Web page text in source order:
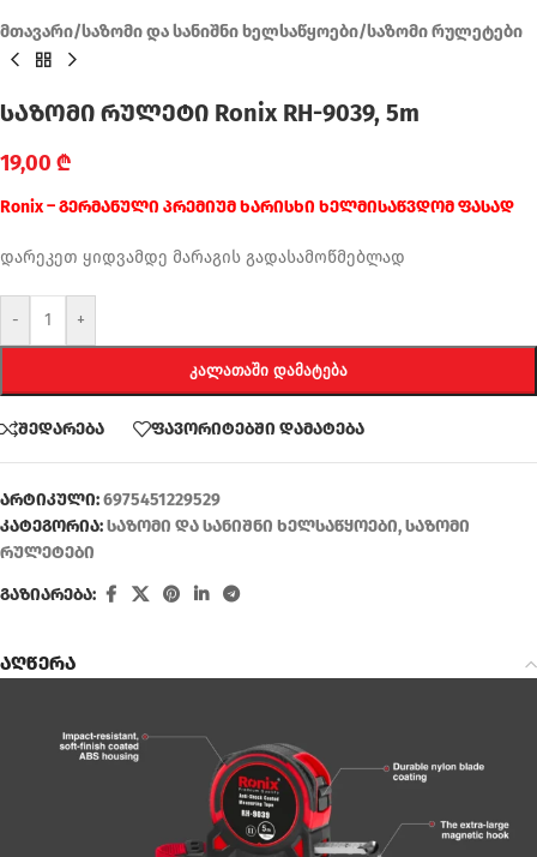
მთავარი/საზომი და სანიშნი ხელსაწყოები/საზომი რულეტები
საზომი რულეტი Ronix RH-9039, 5m
19,00 ₾
Ronix – გერმანული პრემიუმ ხარისხი ხელმისაწვდომ ფასად
დარეკეთ ყიდვამდე მარაგის გადასამოწმებლად
- +
ᲙᲐᲚᲐᲗᲐᲨᲘ ᲓᲐᲛᲐᲢᲔᲑᲐ
შედარება ფავორიტებში დამატება
არტიკული:6975451229529
კატეგორია:საზომი და სანიშნი ხელსაწყოები,საზომი
რულეტები
გაზიარება:
აღწერა